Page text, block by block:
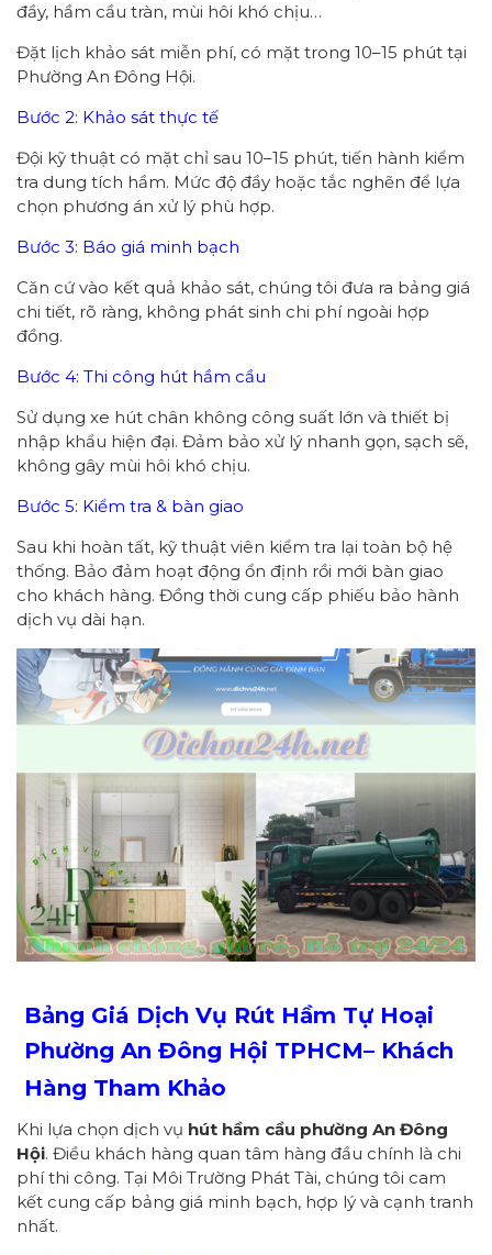
đầy, hầm cầu tràn, mùi hôi khó chịu…
Đặt lịch khảo sát miễn phí, có mặt trong 10–15 phút tại
Phường An Đông Hội.
Bước 2: Khảo sát thực tế
Đội kỹ thuật có mặt chỉ sau 10–15 phút, tiến hành kiểm
tra dung tích hầm. Mức độ đầy hoặc tắc nghẽn để lựa
chọn phương án xử lý phù hợp.
Bước 3: Báo giá minh bạch
Căn cứ vào kết quả khảo sát, chúng tôi đưa ra bảng giá
chi tiết, rõ ràng, không phát sinh chi phí ngoài hợp
đồng.
Bước 4: Thi công hút hầm cầu
Sử dụng xe hút chân không công suất lớn và thiết bị
nhập khẩu hiện đại. Đảm bảo xử lý nhanh gọn, sạch sẽ,
không gây mùi hôi khó chịu.
Bước 5: Kiểm tra & bàn giao
Sau khi hoàn tất, kỹ thuật viên kiểm tra lại toàn bộ hệ
thống. Bảo đảm hoạt động ổn định rồi mới bàn giao
cho khách hàng. Đồng thời cung cấp phiếu bảo hành
dịch vụ dài hạn.
Bảng Giá Dịch Vụ Rút Hầm Tự Hoại
Phường An Đông Hội TPHCM– Khách
Hàng Tham Khảo
Khi lựa chọn dịch vụ hút hầm cầu phường An Đông
Hội. Điều khách hàng quan tâm hàng đầu chính là chi
phí thi công. Tại Môi Trường Phát Tài, chúng tôi cam
kết cung cấp bảng giá minh bạch, hợp lý và cạnh tranh
nhất.